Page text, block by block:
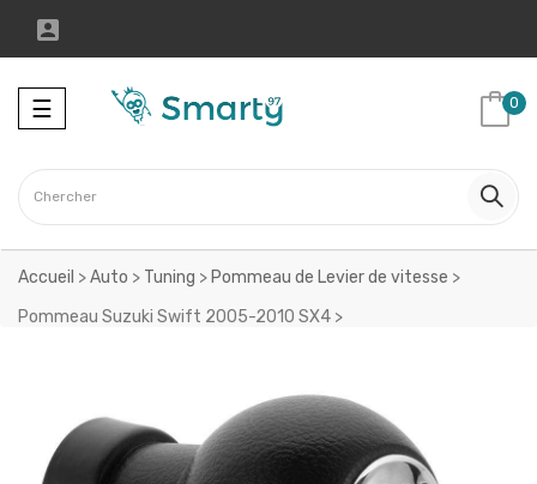

Toggle
navigation
☰ 0
Accueil >Auto > Tuning > Pommeau de Levier de vitesse >
Pommeau Suzuki Swift 2005-2010 SX4 >